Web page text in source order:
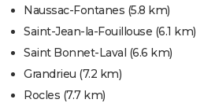
Naussac-Fontanes (5.8 km)
Saint-Jean-la-Fouillouse (6.1 km)
Saint Bonnet-Laval (6.6 km)
Grandrieu (7.2 km)
Rocles (7.7 km)